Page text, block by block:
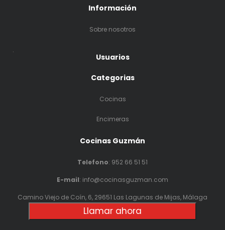
Información
Sobre nosotros
.
Usuarios
Categorias
Cocinas
Encimeras
Cocinas Guzmán
Telefono: 952 66 51 51
E-mail: info@cocinasguzman.com
Camino Viejo de Coín, 6, 29651 Las Lagunas de Mijas, Málaga
Llamar ahora